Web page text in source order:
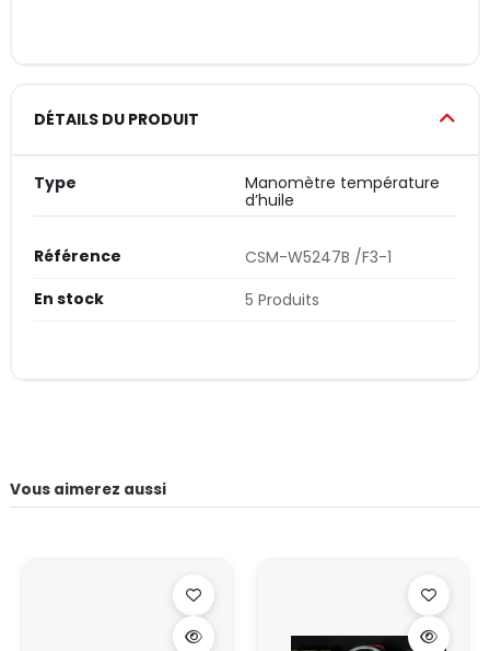
DÉTAILS DU PRODUIT
Type
Manomètre température
d’huile
Référence
CSM-W5247B /F3-1
En stock
5 Produits
Vous aimerez aussi